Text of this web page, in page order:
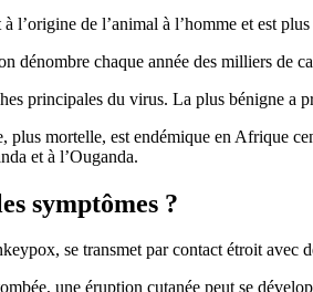
l’origine de l’animal à l’homme et est
dénombre chaque année des milliers de
principales du virus. La plus bénigne a
plus mortelle, est endémique en Afrique
et à l’Ouganda.
symptômes ?
se transmet par contact étroit avec
une éruption cutanée peut se